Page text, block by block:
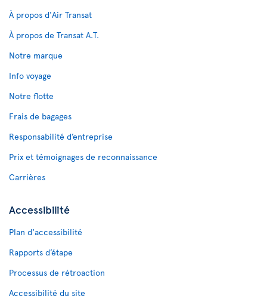
À propos d'Air Transat
À propos de Transat A.T.
Notre marque
Info voyage
Notre flotte
Frais de bagages
Responsabilité d’entreprise
Prix et témoignages de reconnaissance
Carrières
Accessibilité
Plan d'accessibilité
Rapports d’étape
Processus de rétroaction
Accessibilité du site